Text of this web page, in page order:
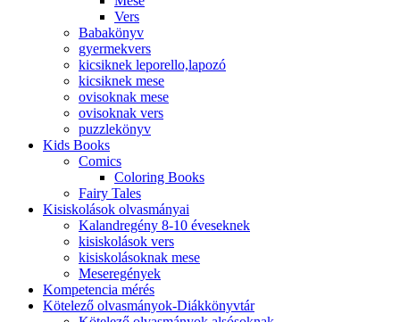
Vers
Babakönyv
gyermekvers
kicsiknek leporello,lapozó
kicsiknek mese
ovisoknak mese
ovisoknak vers
puzzlekönyv
Kids Books
Comics
Coloring Books
Fairy Tales
Kisiskolások olvasmányai
Kalandregény 8-10 éveseknek
kisiskolások vers
kisiskolásoknak mese
Meseregények
Kompetencia mérés
Kötelező olvasmányok-Diákkönyvtár